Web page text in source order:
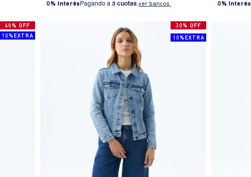
0% Interés Pagando a 3 cuotas.ver bancos.
0% Interés
40% OFF
10%EXTRA
30% OFF
10%EXTRA